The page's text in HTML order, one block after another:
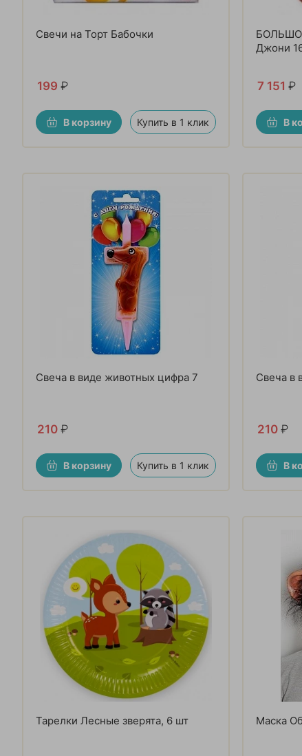
Свечи на Торт Бабочки
199 ₽
В корзину Купить в 1 клик
Джони
7 151 ₽
В
Свеча в виде животных цифра 7
210 ₽
В корзину Купить в 1 клик
Свеча в
210 ₽
В
Тарелки Лесные зверята, 6 шт Маска